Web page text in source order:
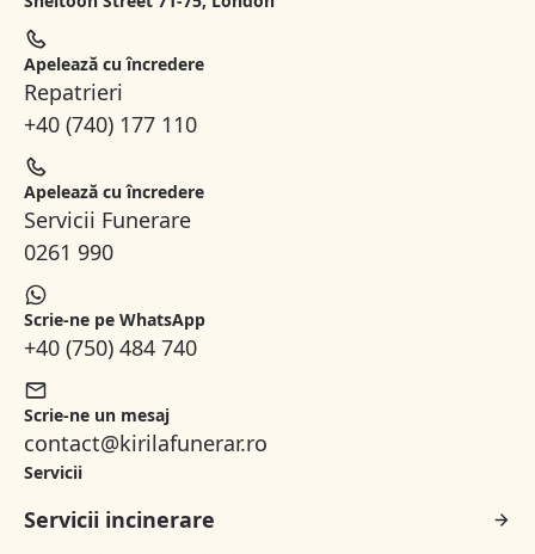
Apelează cu încredere
Repatrieri
+40 (740) 177 110
Apelează cu încredere
Servicii Funerare
0261 990
Scrie-ne pe WhatsApp
+40 (750) 484 740
Scrie-ne un mesaj
contact@kirilafunerar.ro
Servicii
Servicii incinerare